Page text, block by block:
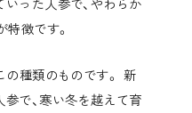
特徴です。
種類のものです。 新
で、寒い冬を越えて育